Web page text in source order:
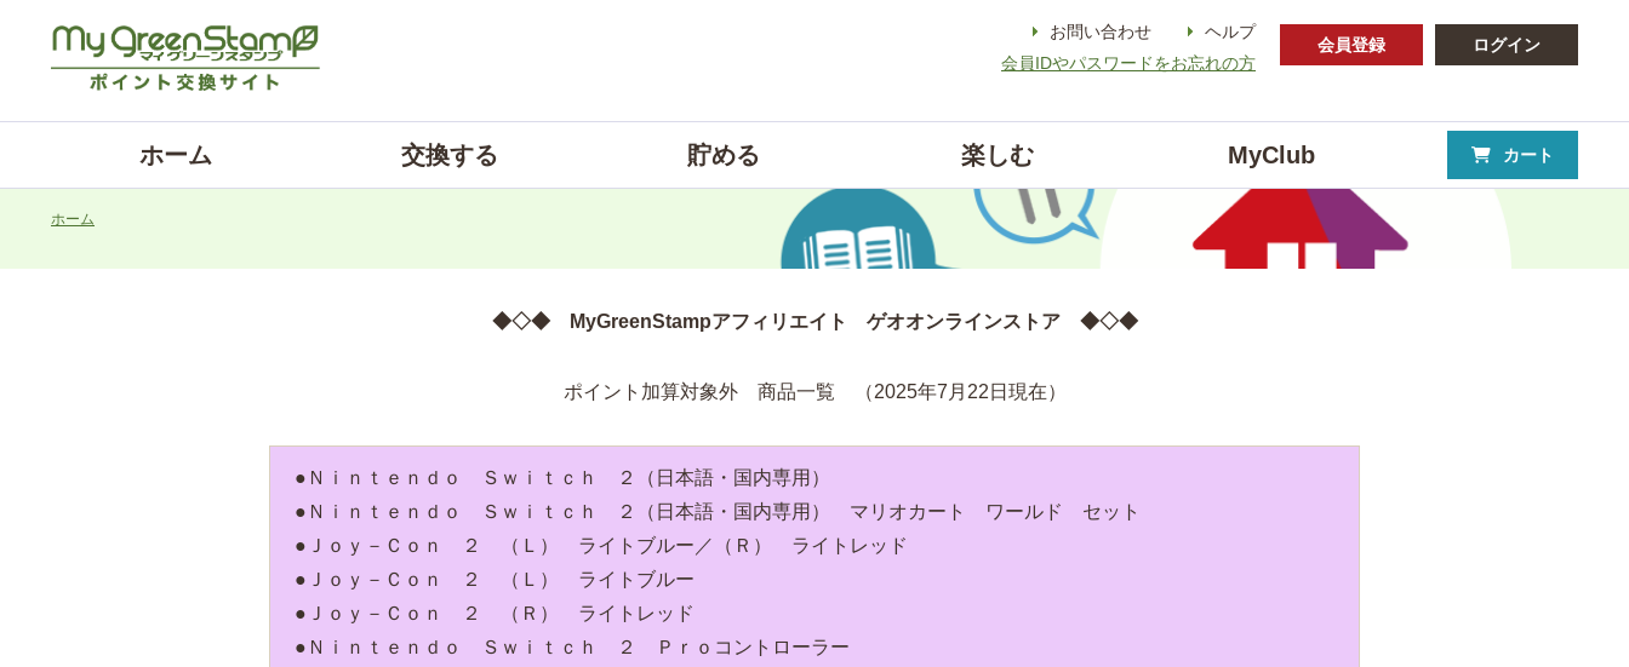
ヘルプ
お問い合わせ
会員IDやパスワードをお忘れの方
会員登録 ログイン
ホーム 交換する 貯める 楽しむ MyClub カート
ホーム
◆◇◆ MyGreenStampアフィリエイト ゲオオンラインストア ◆◇◆
ポイント加算対象外 商品一覧 （2025年7月22日現在）
●Ｎｉｎｔｅｎｄｏ Ｓｗｉｔｃｈ ２（日本語・国内専用）
●Ｎｉｎｔｅｎｄｏ Ｓｗｉｔｃｈ ２（日本語・国内専用） マリオカート ワールド セット
●Ｊｏｙ－Ｃｏｎ ２ （Ｌ） ライトブルー／（Ｒ） ライトレッド
●Ｊｏｙ－Ｃｏｎ ２ （Ｌ） ライトブルー
●Ｊｏｙ－Ｃｏｎ ２ （Ｒ） ライトレッド
●Ｎｉｎｔｅｎｄｏ Ｓｗｉｔｃｈ ２ Ｐｒｏコントローラー